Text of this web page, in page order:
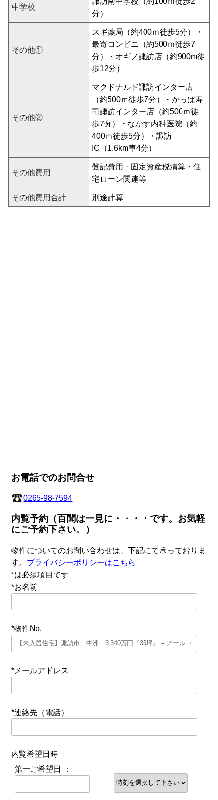
中学校
分）
その他①
スギ薬局（約400ｍ徒歩5分）・
最寄コンビニ（約500ｍ徒歩7
分）・オギノ諏訪店（約900m徒
歩12分）
その他②
マクドナルド諏訪インター店
（約500ｍ徒歩7分）・かっぱ寿
司諏訪インター店（約500ｍ徒
歩7分）・なかす内科医院（約
400ｍ徒歩5分）・諏訪
IC（1.6km車4分）
その他費用
登記費用・固定資産税清算・住
宅ローン関連等
その他費用合計 別途計算
お電話でのお問合せ
0265-98-7594
内覧予約（百聞は一見に・・・・です。お気軽
にご予約下さい。）
物件についてのお問い合わせは、下記にて承っておりま
す。 プライバシーポリシーはこちら
*は必須項目です
*お名前
*物件No.
*メールアドレス
*連絡先（電話）
内覧希望日時
第一ご希望日 ：